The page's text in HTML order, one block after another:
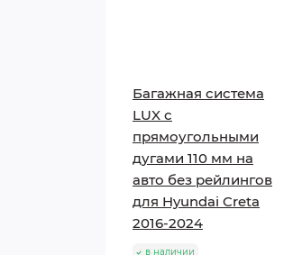
Багажная система
LUX с
прямоугольными
дугами 110 мм на
авто без рейлингов
для Hyundai Creta
2016-2024
в наличии